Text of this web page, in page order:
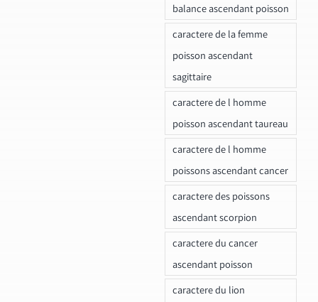
balance ascendant poisson
caractere de la femme
poisson ascendant
sagittaire
caractere de l homme
poisson ascendant taureau
caractere de l homme
poissons ascendant cancer
caractere des poissons
ascendant scorpion
caractere du cancer
ascendant poisson
caractere du lion